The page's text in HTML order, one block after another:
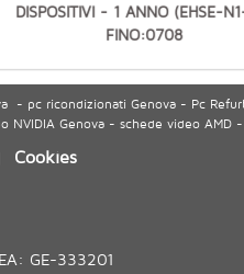
DISPOSITIVI - 1 ANNO (EHSE-
FINO:0708
- pc ricondizionati Genova - Pc
Genova - schede video AMD -
Cookies
GE-333201